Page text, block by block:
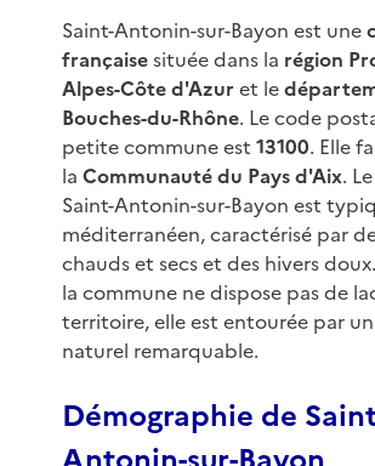
Saint-Antonin-sur-Bayon est une
françaisesituée dans la région
Alpes-Côte d'Azur et le
Bouches-du-Rhône. Le code
petite commune est 13100. Elle
la Communauté du Pays d'Aix.
Saint-Antonin-sur-Bayon est
méditerranéen, caractérisé par
chauds et secs et des hivers
la commune ne dispose pas de
territoire, elle est entourée par
naturel remarquable.
Démographie de